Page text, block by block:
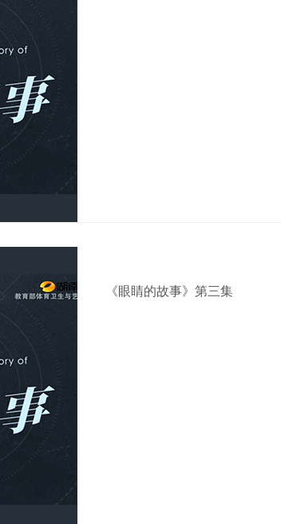
《眼睛的故事》第三集